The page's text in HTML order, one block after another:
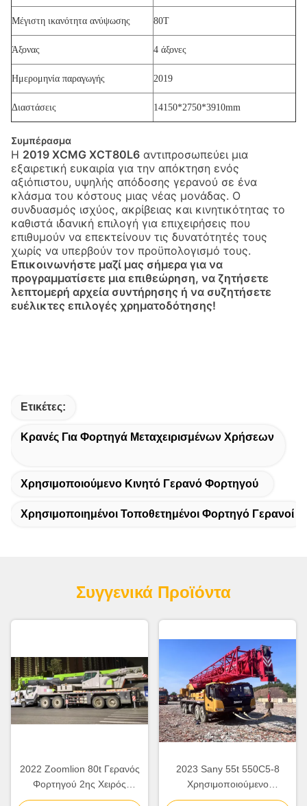
Μέγιστη ικανότητα ανύψωσης 80T
Άξονας 4 άξονες
Ημερομηνία παραγωγής 2019
Διαστάσεις 14150*2750*3910mm
Συμπέρασμα
Η 2019 XCMG XCT80L6 αντιπροσωπεύει μια
εξαιρετική ευκαιρία για την απόκτηση ενός
αξιόπιστου, υψηλής απόδοσης γερανού σε ένα
κλάσμα του κόστους μιας νέας μονάδας. Ο
συνδυασμός ισχύος, ακρίβειας και κινητικότητας το
καθιστά ιδανική επιλογή για επιχειρήσεις που
επιθυμούν να επεκτείνουν τις δυνατότητές τους
χωρίς να υπερβούν τον προϋπολογισμό τους.
Επικοινωνήστε μαζί μας σήμερα για να
προγραμματίσετε μια επιθεώρηση, να ζητήσετε
λεπτομερή αρχεία συντήρησης ή να συζητήσετε
ευέλικτες επιλογές χρηματοδότησης!
Ετικέτες:
Κρανές Για Φορτηγά Μεταχειρισμένων Χρήσεων
Χρησιμοποιούμενο Κινητό Γερανό Φορτηγού
Χρησιμοποιημένοι Τοποθετημένοι Φορτηγό Γερανοί
Συγγενικά Προϊόντα
2022 Zoomlion 80t Γερανός
Φορτηγού 2ης Χειρός
ZCT800V663-1 Για
2023 Sany 55t 550C5-8
Χρησιμοποιούμενο
εξοπλισμό ανύψωσης